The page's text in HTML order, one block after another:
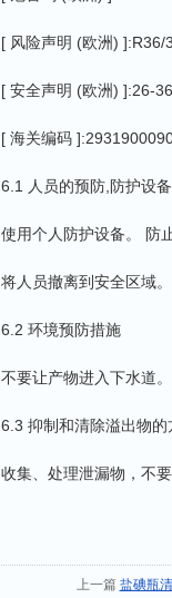
[ 风险声明 (欧洲) ]:R36/
[ 安全声明 (欧洲) ]:26-36
[ 海关编码
6.1 人员的预防,防护设
使用个人防护设备。 防
将人员撤离到安全区域
6.2 环境预防措施
不要让产物进入下水道。
6.3 抑制和清除溢出物的
收集、处理泄漏物，不
上一篇 盐碘瓶